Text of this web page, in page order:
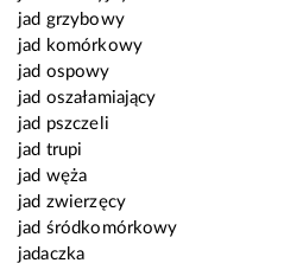
jad grzybowy
jad komórkowy
jad ospowy
jad oszałamiający
jad pszczeli
jad trupi
jad węża
jad zwierzęcy
jad śródkomórkowy
jadaczka